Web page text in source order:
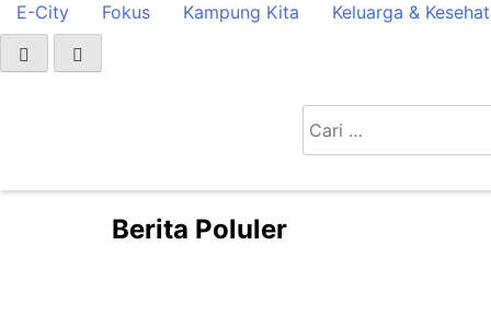
untuk:
E-City Fokus Kampung Kita Keluarga &
TPST 3R Bina Mandiri-Gebang Raya Dukung
Berita Poluler